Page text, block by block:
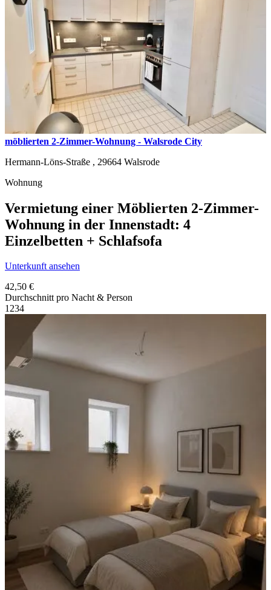
möblierten 2-Zimmer-Wohnung - Walsrode City
Hermann-Löns-Straße , 29664 Walsrode
Wohnung
Vermietung einer Möblierten 2-Zimmer-
Wohnung in der Innenstadt: 4
Einzelbetten + Schlafsofa
Unterkunft ansehen
42,50 €
Durchschnitt pro Nacht & Person
1234